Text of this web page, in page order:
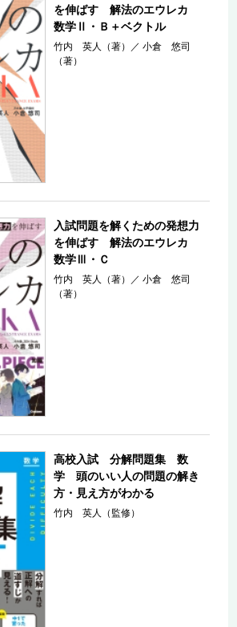
を伸ばす 解法のエウレカ
数学Ⅱ・Ｂ＋ベクトル
竹内 英人（著） ／小倉 悠司
（著）
入試問題を解くための発想力
を伸ばす 解法のエウレカ
数学Ⅲ・Ｃ
竹内 英人（著） ／小倉 悠司
（著）
高校入試 分解問題集 数
学 頭のいい人の問題の解き
方・見え方がわかる
竹内 英人（監修）